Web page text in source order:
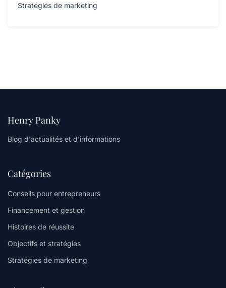
Stratégies de marketing
Henry Panky
Blog d'actualités et d'informations
Catégories
Conseils pour entrepreneurs
Financement et gestion
Histoires de réussite
Objectifs et stratégies
Stratégies de marketing